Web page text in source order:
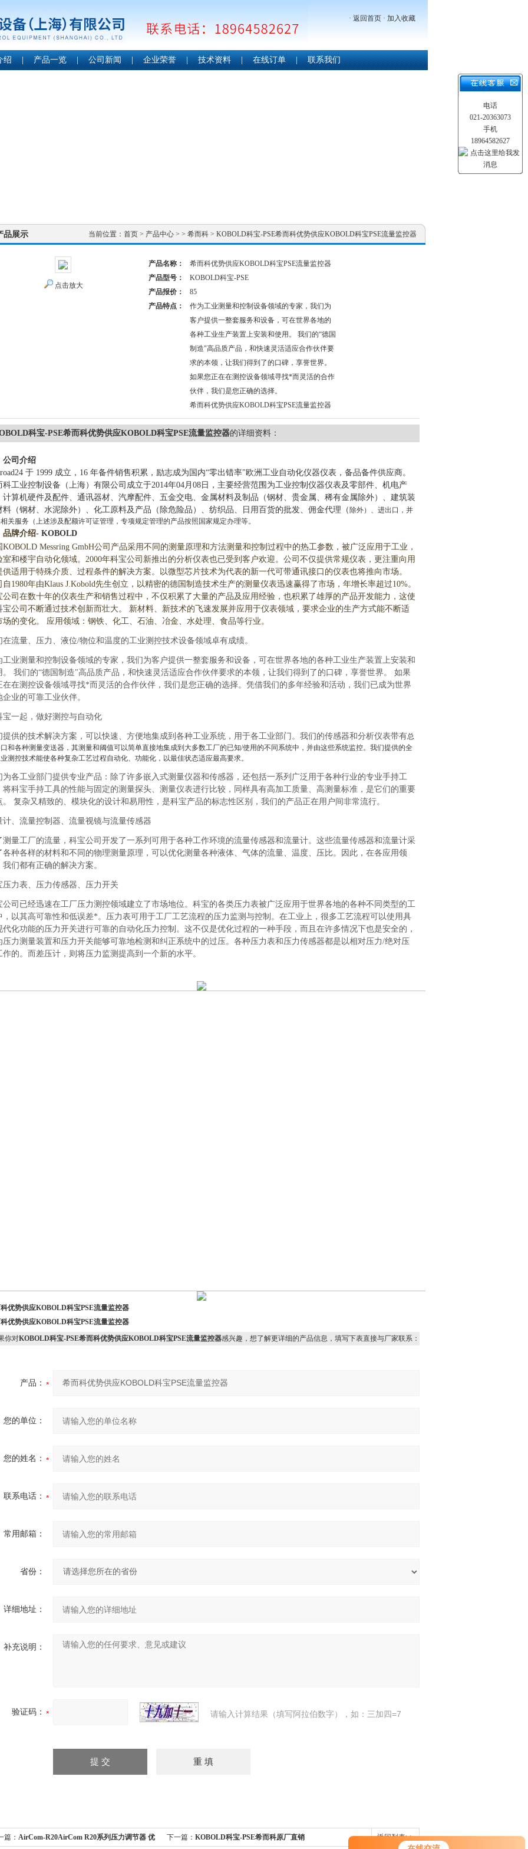
· 返回首页 · 加入收藏
绍 | 产品一览 | 公司新闻 | 企业荣誉 | 技术资料 | 在线订单 | 联系我们
品展示 当前位置： 首页 > 产品中心 > > 希而科 > KOBOLD科宝-PSE希而科优势供应KOBOLD科宝PSE流量监控器
点击放大
产品名称：
希而科优势供应KOBOLD科宝PSE流量监控器
产品型号：
KOBOLD科宝-PSE
产品报价：
85
产品特点：
作为工业测量和控制设备领域的专家，我们为
客户提供一整套服务和设备，可在世界各地的
各种工业生产装置上安装和使用。 我们的“德国
制造"高品质产品，和快速灵活适应合作伙伴要
求的本领，让我们得到了的口碑，享誉世界。
如果您正在在测控设备领域寻找*而灵活的合作
伙伴，我们是您正确的选择。
希而科优势供应KOBOLD科宝PSE流量监控器
科宝-PSE希而科优势供应KOBOLD科宝PSE流量监控器的详细资料：
公司介绍
于 1999 成立，16 年备件销售积累，励志成为国内“零出错率"欧洲工业自动化仪器仪表，备品备件供应商。
科工业控制设备（上海）有限公司成立于2014年04月08日，主要经营范围为工业控制仪器仪表及零部件、机电产
计算机硬件及配件、通讯器材、汽摩配件、五金交电、金属材料及制品（钢材、贵金属、稀有金属除外）、建筑装
料（钢材、水泥除外）、化工原料及产品（除危险品）、纺织品、日用百货的批发、佣金代理（ 除外）、进出口，并
关服务（上述涉及配额许可证管理，专项规定管理的产品按照国家规定办理等。
品牌介绍- KOBOLD
KOBOLD Messring GmbH公司产品采用不同的测量原理和方法测量和控制过程中的热工参数，被广泛应用于工业，
室和楼宇自动化领域。2000年科宝公司新推出的分析仪表也已受到客户欢迎。公司不仅提供常规仪表，更注重向用
供适用于特殊介质、过程条件的解决方案。以微型芯片技术为代表的新一代可带通讯接口的仪表也将推向市场。
自1980年由Klaus J.Kobold先生创立，以精密的德国制造技术生产的测量仪表迅速赢得了市场，年增长率超过10%。
公司在数十年的仪表生产和销售过程中，不仅积累了大量的产品及应用经验，也积累了雄厚的产品开发能力，这使
宝公司不断通过技术创新而壮大。 新材料、新技术的飞速发展并应用于仪表领域，要求企业的生产方式能不断适
场的变化。 应用领域：钢铁、化工、石油、冶金、水处理、食品等行业。
在流量、压力、液位/物位和温度的工业测控技术设备领域卓有成绩。
工业测量和控制设备领域的专家，我们为客户提供一整套服务和设备，可在世界各地的各种工业生产装置上安装和
我们的“德国制造"高品质产品，和快速灵活适应合作伙伴要求的本领，让我们得到了的口碑，享誉世界。 如果
在在测控设备领域寻找*而灵活的合作伙伴，我们是您正确的选择。凭借我们的多年经验和活动，我们已成为世界
企业的可靠工业伙伴。
宝一起，做好测控与自动化
提供的技术解决方案，可以快速、方便地集成到各种工业系统，用于各工业部门。我们的传感器和分析仪表带有总
和各种测量变送器，其测量和阈值可以简单直接地集成到大多数工厂的已知/使用的不同系统中，并由这些系统监控。我们提供的全
测控技术能使各种复杂工艺过程自动化、功能化，以最佳状态适应最高要求。
为各工业部门提供专业产品：除了许多嵌入式测量仪器和传感器，还包括一系列广泛用于各种行业的专业手持工
将科宝手持工具的性能与固定的测量探头、测量仪表进行比较，同样具有高加工质量、高测量标准，是它们的重要
复杂又精致的、模块化的设计和易用性，是科宝产品的标志性区别，我们的产品正在用户间非常流行。
计、流量控制器、流量视镜与流量传感器
测量工厂的流量，科宝公司开发了一系列可用于各种工作环境的流量传感器和流量计。这些流量传感器和流量计采
各种各样的材料和不同的物理测量原理，可以优化测量各种液体、气体的流量、温度、压比。因此，在各应用领
我们都有正确的解决方案。
压力表、压力传感器、压力开关
公司已经迅速在工厂压力测控领域建立了市场地位。科宝的各类压力表被广泛应用于世界各地的各种不同类型的工
，以其高可靠性和低误差*。压力表可用于工厂工艺流程的压力监测与控制。在工业上，很多工艺流程可以使用具
代化功能的压力开关进行可靠的自动化压力控制。这不仅是优化过程的一种手段，而且在许多情况下也是安全的，
压力测量装置和压力开关能够可靠地检测和纠正系统中的过压。各种压力表和压力传感器都是以相对压力/绝对压
作的。而差压计，则将压力监测提高到一个新的水平。
优势供应KOBOLD科宝PSE流量监控器
优势供应KOBOLD科宝PSE流量监控器
对KOBOLD科宝-PSE希而科优势供应KOBOLD科宝PSE流量监控器感兴趣，想了解更详细的产品信息，填写下表直接与厂家联系：
产品：
您的单位：
您的姓名：
联系电话：
常用邮箱：
省份：
详细地址：
补充说明：
验证码： 请输入计算结果（填写阿拉伯数字），如：三加四=7
篇： AirCom-R20AirCom R20系列压力调节器 优 下一篇： KOBOLD科宝-PSE希而科原厂直销 返回列表>>
电话
021-20363073
手机
18964582627